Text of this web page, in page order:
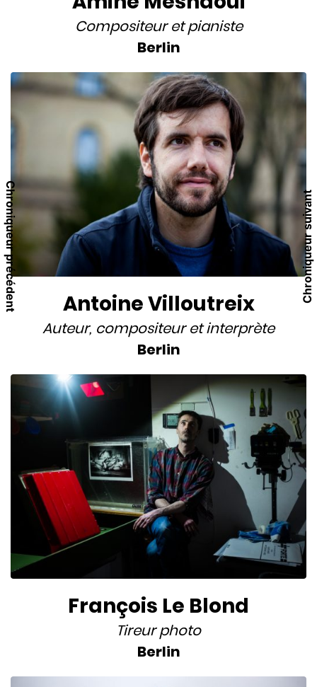
Compositeuretpianiste
Berlin
Antoine Villoutreix
Auteur, compositeuretinterprète
Berlin
François Le Blond
Tireur photo
Berlin
Chroniqueur suivant
Chroniqueur précédent